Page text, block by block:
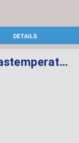
DETAILS
Abgastemperatursensor L= 366MM